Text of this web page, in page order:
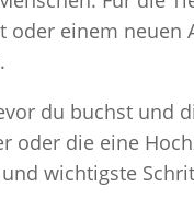
oder einem
du buchst und
oder die eine
wichtigste